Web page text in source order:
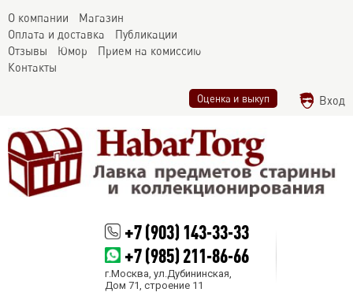
О компании
Магазин
Оплата и доставка
Публикации
Отзывы
Юмор
Прием на комиссию
Контакты
Оценка и выкуп Вход
+7 (903) 143-33-33
+7 (985) 211-86-66
г.Москва, ул.Дубининская,
Дом 71, строение 11